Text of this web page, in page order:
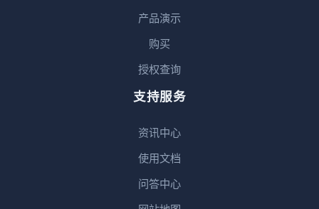
产品演示
购买
授权查询
支持服务
资讯中心
使用文档
问答中心